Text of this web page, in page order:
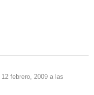
dice:
12 febrero, 2009 a las